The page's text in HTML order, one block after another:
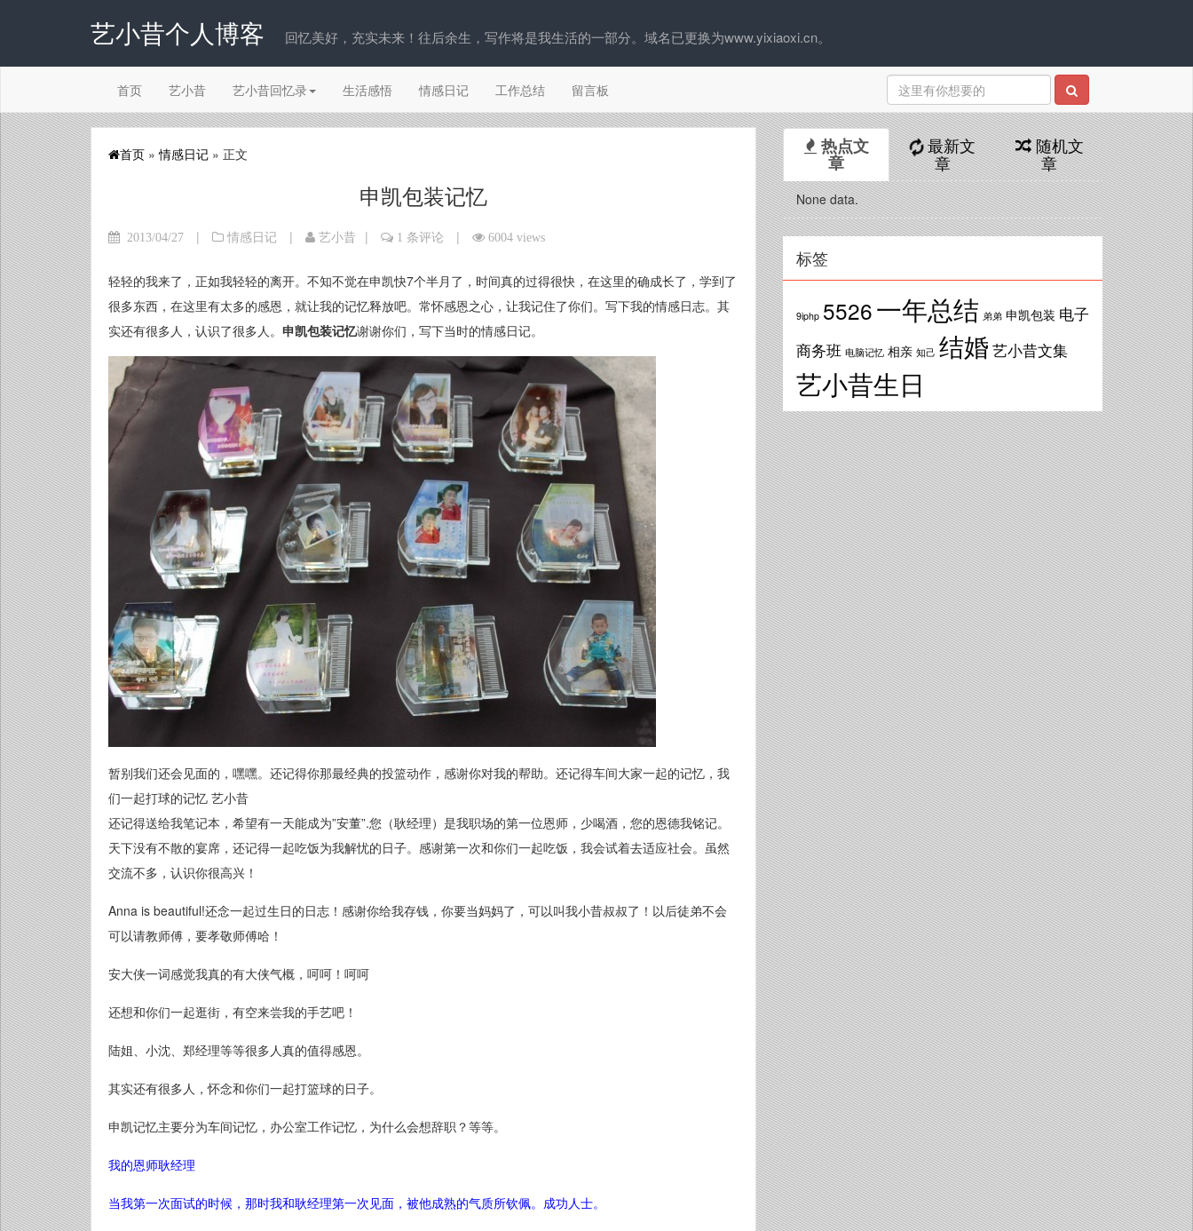
艺小昔个人博客 回忆美好，充实未来！往后余生，写作将是我生活的一部分。域名已更换为www.yixiaoxi.cn。
首页 艺小昔 艺小昔回忆录 生活感悟 情感日记 工作总结 留言板
首页 »情感日记 » 正文
申凯包装记忆
2013/04/27 | 情感日记 | 艺小昔 | 1 条评论 | 6004 views
轻轻的我来了，正如我轻轻的离开。不知不觉在申凯快7个半月了，时间真的过得很快，在这里的确成长了，学到了
很多东西，在这里有太多的感恩，就让我的记忆释放吧。常怀感恩之心，让我记住了你们。写下我的情感日志。其
实还有很多人，认识了很多人。 申凯包装记忆谢谢你们，写下当时的情感日记。
暂别我们还会见面的，嘿嘿。还记得你那最经典的投篮动作，感谢你对我的帮助。还记得车间大家一起的记忆，我
们一起打球的记忆 艺小昔
还记得送给我笔记本，希望有一天能成为”安董”.您（耿经理）是我职场的第一位恩师，少喝酒，您的恩德我铭记。
天下没有不散的宴席，还记得一起吃饭为我解忧的日子。感谢第一次和你们一起吃饭，我会试着去适应社会。虽然
交流不多，认识你很高兴！
Anna is beautiful!还念一起过生日的日志！感谢你给我存钱，你要当妈妈了，可以叫我小昔叔叔了！以后徒弟不会
可以请教师傅，要孝敬师傅哈！
安大侠一词感觉我真的有大侠气概，呵呵！呵呵
还想和你们一起逛街，有空来尝我的手艺吧！
陆姐、小沈、郑经理等等很多人真的值得感恩。
其实还有很多人，怀念和你们一起打篮球的日子。
申凯记忆主要分为车间记忆，办公室工作记忆，为什么会想辞职？等等。
我的恩师耿经理
当我第一次面试的时候，那时我和耿经理第一次见面，被他成熟的气质所钦佩。成功人士。
热点文
章
最新文
章
随机文
章
None data.
标签
9iphp 5526一年总结 弟弟 申凯包装 电子
商务班 电脑记忆 相亲 知己 结婚 艺小昔文集
艺小昔生日